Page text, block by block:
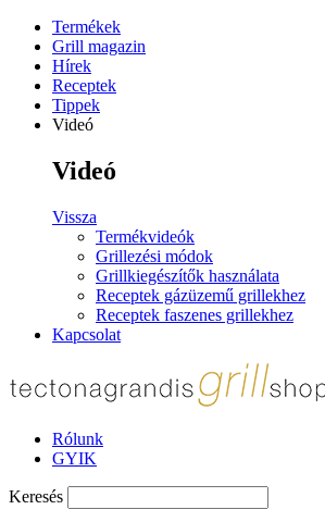
Termékek
Grill magazin
Hírek
Receptek
Tippek
Videó
Videó
Vissza
Termékvideók
Grillezési módok
Grillkiegészítők használata
Receptek gázüzemű grillekhez
Receptek faszenes grillekhez
Kapcsolat
Rólunk
GYIK
Keresés